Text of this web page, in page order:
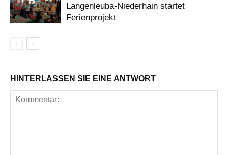
Langenleuba-Niederhain startet
Ferienprojekt
HINTERLASSEN SIE EINE ANTWORT